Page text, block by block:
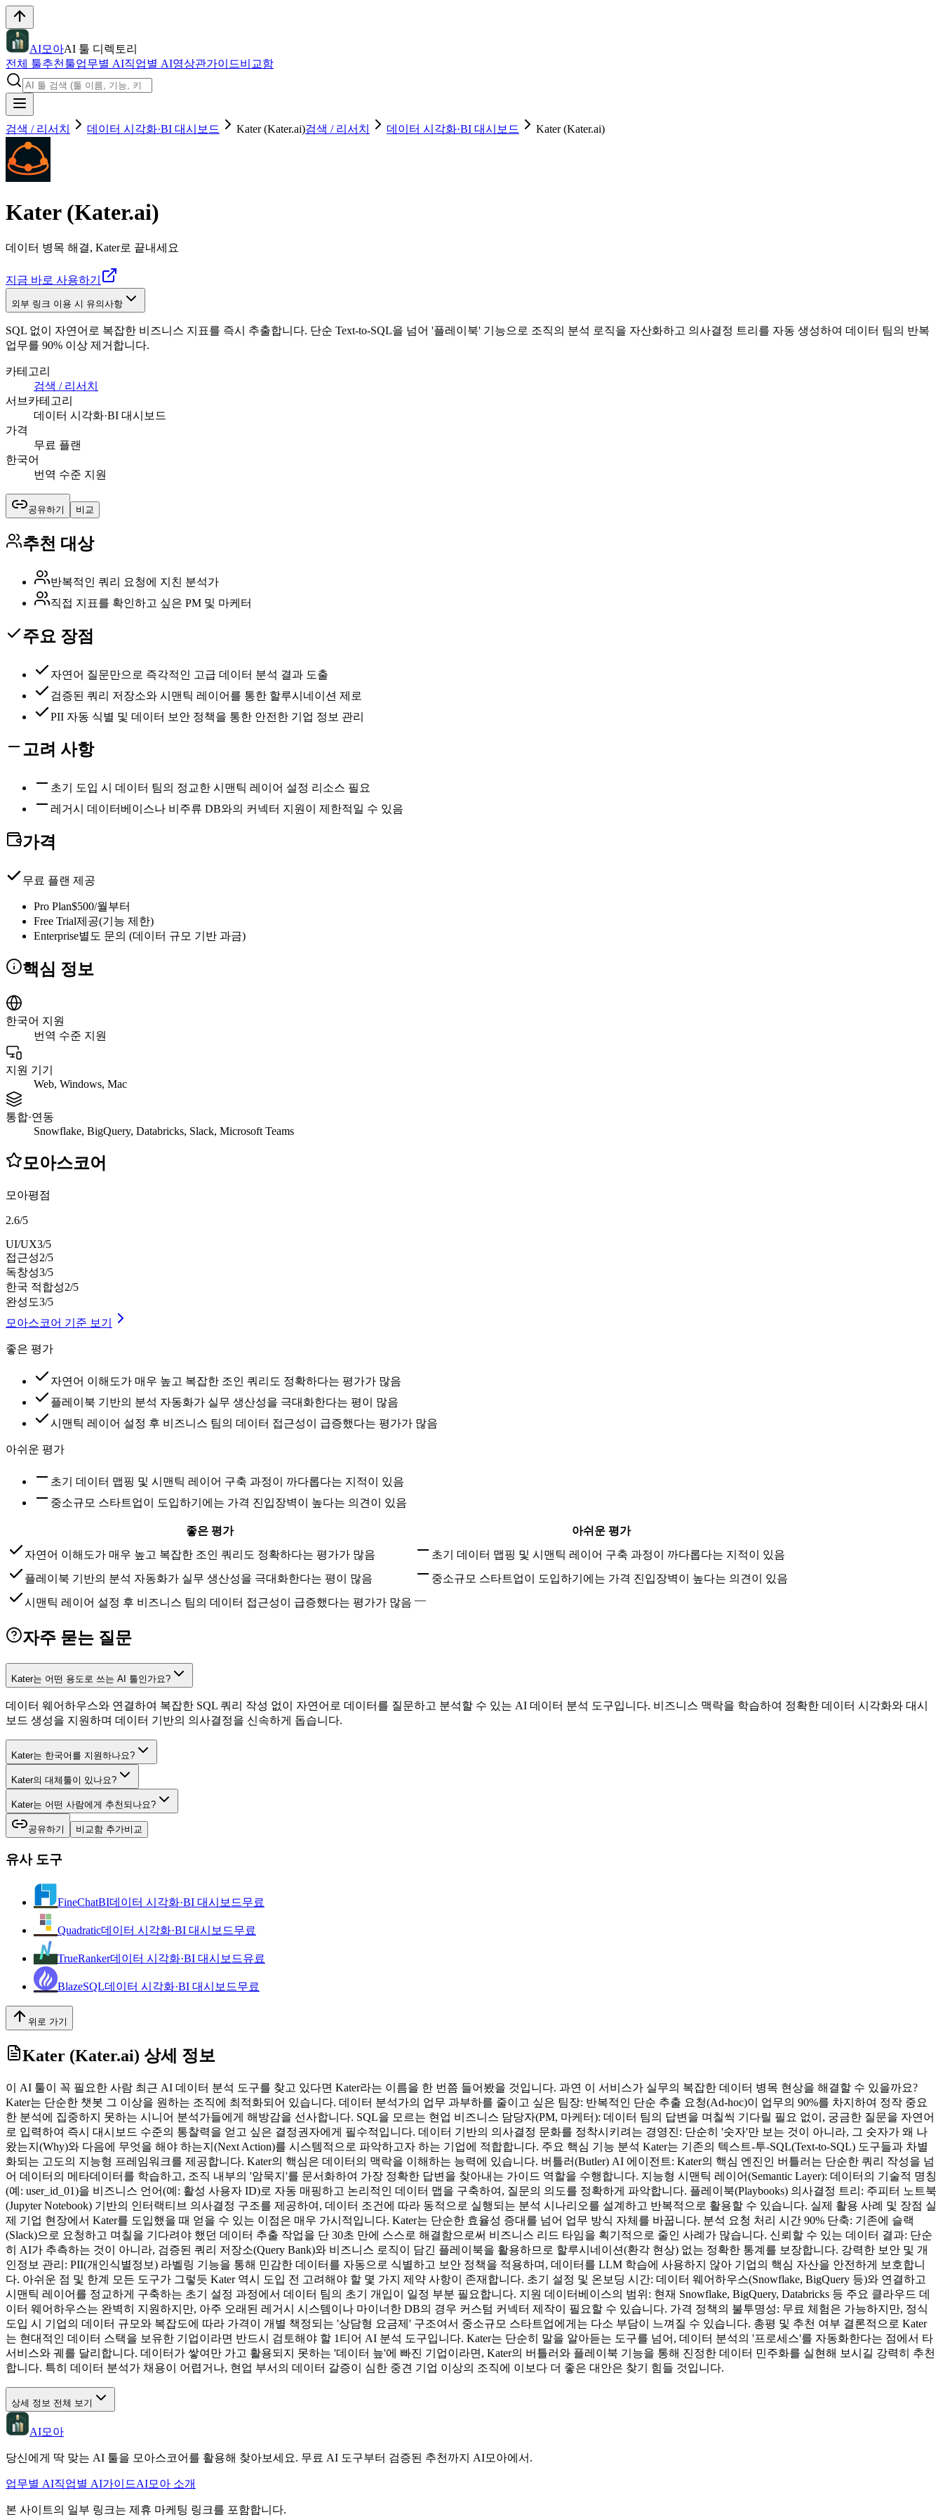
AI모아AI 툴 디렉토리
전체 툴추천툴업무별 AI직업별 AI영상관가이드비교함
검색 / 리서치 데이터 시각화·BI 대시보드 Kater (Kater.ai)검색 / 리서치 데이터 시각화·BI 대시보드 Kater (Kater.ai)
Kater (Kater.ai)
데이터 병목 해결, Kater로 끝내세요
지금 바로 사용하기
외부 링크 이용 시 유의사항
SQL 없이 자연어로 복잡한 비즈니스 지표를 즉시 추출합니다. 단순 Text-to-SQL을 넘어 '플레이북' 기능으로 조직의 분석 로직을 자산화하고 의사결정 트리를 자동 생성하여 데이터 팀의 반복
업무를 90% 이상 제거합니다.
카테고리
검색 / 리서치
서브카테고리
데이터 시각화·BI 대시보드
가격
무료 플랜
한국어
번역 수준 지원
공유하기 비교
추천 대상
반복적인 쿼리 요청에 지친 분석가
직접 지표를 확인하고 싶은 PM 및 마케터
주요 장점
자연어 질문만으로 즉각적인 고급 데이터 분석 결과 도출
검증된 쿼리 저장소와 시맨틱 레이어를 통한 할루시네이션 제로
PII 자동 식별 및 데이터 보안 정책을 통한 안전한 기업 정보 관리
고려 사항
초기 도입 시 데이터 팀의 정교한 시맨틱 레이어 설정 리소스 필요
레거시 데이터베이스나 비주류 DB와의 커넥터 지원이 제한적일 수 있음
가격
무료 플랜 제공
Pro Plan$500/월부터
Free Trial제공(기능 제한)
Enterprise별도 문의 (데이터 규모 기반 과금)
핵심 정보
한국어 지원
번역 수준 지원
지원 기기
Web, Windows, Mac
통합·연동
Snowflake, BigQuery, Databricks, Slack, Microsoft Teams
모아스코어
모아평점
2.6/5
UI/UX3/5
접근성2/5
독창성3/5
한국 적합성2/5
완성도3/5
모아스코어 기준 보기
좋은 평가
자연어 이해도가 매우 높고 복잡한 조인 쿼리도 정확하다는 평가가 많음
플레이북 기반의 분석 자동화가 실무 생산성을 극대화한다는 평이 많음
시맨틱 레이어 설정 후 비즈니스 팀의 데이터 접근성이 급증했다는 평가가 많음
아쉬운 평가
초기 데이터 맵핑 및 시맨틱 레이어 구축 과정이 까다롭다는 지적이 있음
중소규모 스타트업이 도입하기에는 가격 진입장벽이 높다는 의견이 있음
좋은 평가
아쉬운 평가
자연어 이해도가 매우 높고 복잡한 조인 쿼리도 정확하다는 평가가 많음
초기 데이터 맵핑 및 시맨틱 레이어 구축 과정이 까다롭다는 지적이 있음
플레이북 기반의 분석 자동화가 실무 생산성을 극대화한다는 평이 많음
중소규모 스타트업이 도입하기에는 가격 진입장벽이 높다는 의견이 있음
시맨틱 레이어 설정 후 비즈니스 팀의 데이터 접근성이 급증했다는 평가가 많음 —
자주 묻는 질문
Kater는 어떤 용도로 쓰는 AI 툴인가요?
데이터 웨어하우스와 연결하여 복잡한 SQL 쿼리 작성 없이 자연어로 데이터를 질문하고 분석할 수 있는 AI 데이터 분석 도구입니다. 비즈니스 맥락을 학습하여 정확한 데이터 시각화와 대시
보드 생성을 지원하며 데이터 기반의 의사결정을 신속하게 돕습니다.
Kater는 한국어를 지원하나요?
Kater의 대체툴이 있나요?
Kater는 어떤 사람에게 추천되나요?
공유하기 비교함 추가비교
유사 도구
FineChatBI데이터 시각화·BI 대시보드무료
Quadratic데이터 시각화·BI 대시보드무료
TrueRanker데이터 시각화·BI 대시보드유료
BlazeSQL데이터 시각화·BI 대시보드무료
위로 가기
Kater (Kater.ai) 상세 정보
이 AI 툴이 꼭 필요한 사람 최근 AI 데이터 분석 도구를 찾고 있다면 Kater라는 이름을 한 번쯤 들어봤을 것입니다. 과연 이 서비스가 실무의 복잡한 데이터 병목 현상을 해결할 수 있을까요?
Kater는 단순한 챗봇 그 이상을 원하는 조직에 최적화되어 있습니다. 데이터 분석가의 업무 과부하를 줄이고 싶은 팀장: 반복적인 단순 추출 요청(Ad-hoc)이 업무의 90%를 차지하여 정작 중요
한 분석에 집중하지 못하는 시니어 분석가들에게 해방감을 선사합니다. SQL을 모르는 현업 비즈니스 담당자(PM, 마케터): 데이터 팀의 답변을 며칠씩 기다릴 필요 없이, 궁금한 질문을 자연어
로 입력하여 즉시 대시보드 수준의 통찰력을 얻고 싶은 결정권자에게 필수적입니다. 데이터 기반의 의사결정 문화를 정착시키려는 경영진: 단순히 '숫자'만 보는 것이 아니라, 그 숫자가 왜 나
왔는지(Why)와 다음에 무엇을 해야 하는지(Next Action)를 시스템적으로 파악하고자 하는 기업에 적합합니다. 주요 핵심 기능 분석 Kater는 기존의 텍스트-투-SQL(Text-to-SQL) 도구들과 차별
화되는 고도의 지능형 프레임워크를 제공합니다. Kater의 핵심은 데이터의 맥락을 이해하는 능력에 있습니다. 버틀러(Butler) AI 에이전트: Kater의 핵심 엔진인 버틀러는 단순한 쿼리 작성을 넘
어 데이터의 메타데이터를 학습하고, 조직 내부의 '암묵지'를 문서화하여 가장 정확한 답변을 찾아내는 가이드 역할을 수행합니다. 지능형 시맨틱 레이어(Semantic Layer): 데이터의 기술적 명칭
(예: user_id_01)을 비즈니스 언어(예: 활성 사용자 ID)로 자동 매핑하고 논리적인 데이터 맵을 구축하여, 질문의 의도를 정확하게 파악합니다. 플레이북(Playbooks) 의사결정 트리: 주피터 노트북
(Jupyter Notebook) 기반의 인터랙티브 의사결정 구조를 제공하여, 데이터 조건에 따라 동적으로 실행되는 분석 시나리오를 설계하고 반복적으로 활용할 수 있습니다. 실제 활용 사례 및 장점 실
제 기업 현장에서 Kater를 도입했을 때 얻을 수 있는 이점은 매우 가시적입니다. Kater는 단순한 효율성 증대를 넘어 업무 방식 자체를 바꿉니다. 분석 요청 처리 시간 90% 단축: 기존에 슬랙
(Slack)으로 요청하고 며칠을 기다려야 했던 데이터 추출 작업을 단 30초 만에 스스로 해결함으로써 비즈니스 리드 타임을 획기적으로 줄인 사례가 많습니다. 신뢰할 수 있는 데이터 결과: 단순
히 AI가 추측하는 것이 아니라, 검증된 쿼리 저장소(Query Bank)와 비즈니스 로직이 담긴 플레이북을 활용하므로 할루시네이션(환각 현상) 없는 정확한 통계를 보장합니다. 강력한 보안 및 개
인정보 관리: PII(개인식별정보) 라벨링 기능을 통해 민감한 데이터를 자동으로 식별하고 보안 정책을 적용하며, 데이터를 LLM 학습에 사용하지 않아 기업의 핵심 자산을 안전하게 보호합니
다. 아쉬운 점 및 한계 모든 도구가 그렇듯 Kater 역시 도입 전 고려해야 할 몇 가지 제약 사항이 존재합니다. 초기 설정 및 온보딩 시간: 데이터 웨어하우스(Snowflake, BigQuery 등)와 연결하고
시맨틱 레이어를 정교하게 구축하는 초기 설정 과정에서 데이터 팀의 초기 개입이 일정 부분 필요합니다. 지원 데이터베이스의 범위: 현재 Snowflake, BigQuery, Databricks 등 주요 클라우드 데
이터 웨어하우스는 완벽히 지원하지만, 아주 오래된 레거시 시스템이나 마이너한 DB의 경우 커스텀 커넥터 제작이 필요할 수 있습니다. 가격 정책의 불투명성: 무료 체험은 가능하지만, 정식
도입 시 기업의 데이터 규모와 복잡도에 따라 가격이 개별 책정되는 '상담형 요금제' 구조여서 중소규모 스타트업에게는 다소 부담이 느껴질 수 있습니다. 총평 및 추천 여부 결론적으로 Kater
는 현대적인 데이터 스택을 보유한 기업이라면 반드시 검토해야 할 1티어 AI 분석 도구입니다. Kater는 단순히 말을 알아듣는 도구를 넘어, 데이터 분석의 '프로세스'를 자동화한다는 점에서 타
서비스와 궤를 달리합니다. 데이터가 쌓여만 가고 활용되지 못하는 '데이터 늪'에 빠진 기업이라면, Kater의 버틀러와 플레이북 기능을 통해 진정한 데이터 민주화를 실현해 보시길 강력히 추천
합니다. 특히 데이터 분석가 채용이 어렵거나, 현업 부서의 데이터 갈증이 심한 중견 기업 이상의 조직에 이보다 더 좋은 대안은 찾기 힘들 것입니다.
상세 정보 전체 보기
AI모아
당신에게 딱 맞는 AI 툴을 모아스코어를 활용해 찾아보세요. 무료 AI 도구부터 검증된 추천까지 AI모아에서.
업무별 AI직업별 AI가이드AI모아 소개
본 사이트의 일부 링크는 제휴 마케팅 링크를 포함합니다.